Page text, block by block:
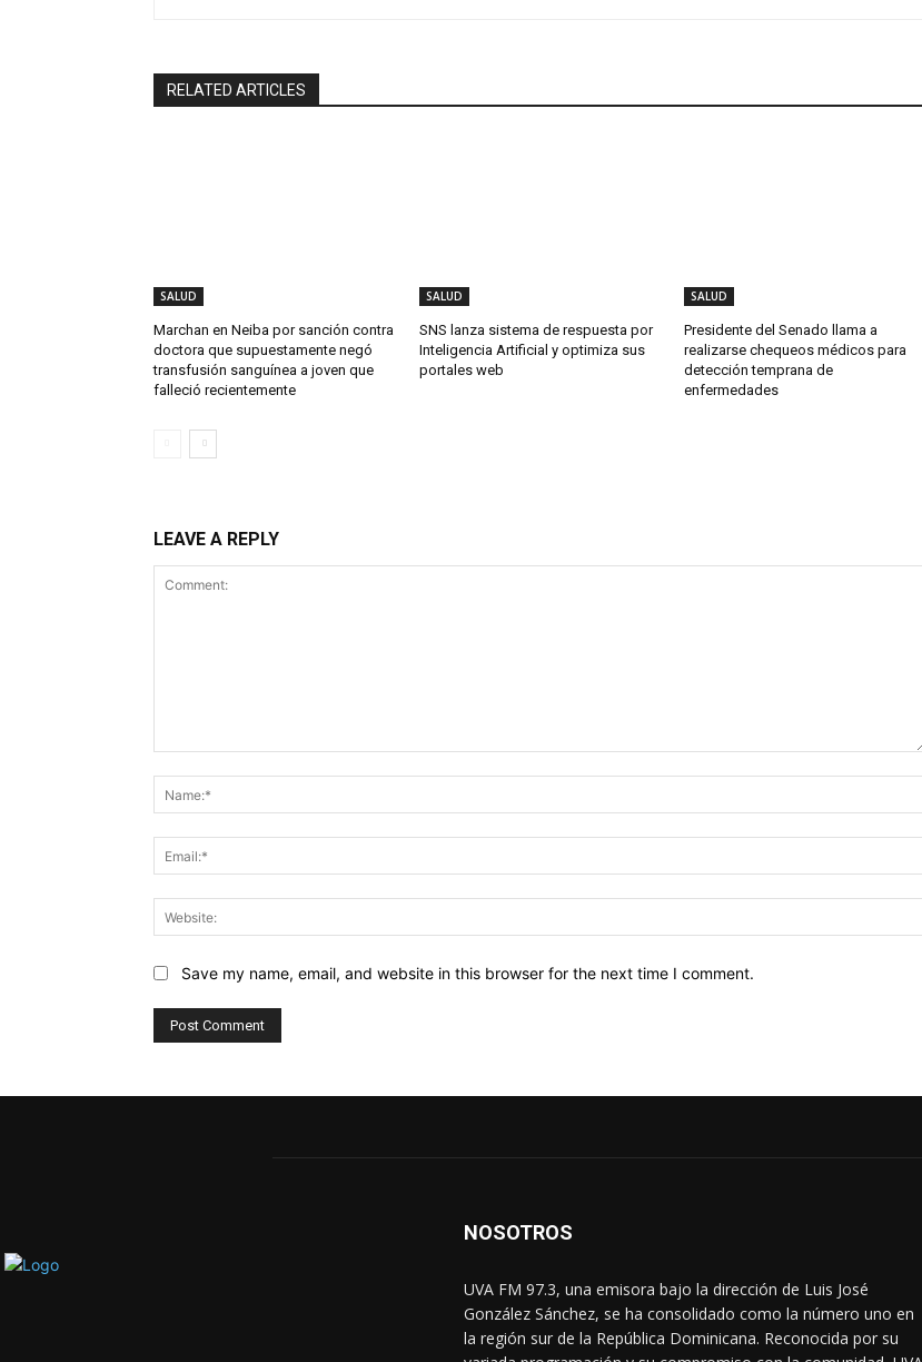
RELATED ARTICLES
SALUD
Marchan en Neiba por sanción contra
doctora que supuestamente negó
transfusión sanguínea a joven que
falleció recientemente
SALUD
SNS lanza sistema de respuesta por
Inteligencia Artificial y optimiza sus
portales web
SALUD
Presidente del Senado llama a
realizarse chequeos médicos para
detección temprana de
enfermedades
LEAVE A REPLY
Save my name, email, and website in this browser for the next time I comment.
NOSOTROS
UVA FM 97.3, una emisora bajo la dirección de Luis José
González Sánchez, se ha consolidado como la número uno en
la región sur de la República Dominicana. Reconocida por su